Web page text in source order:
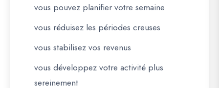
vous pouvez planifier votre semaine
vous réduisez les périodes creuses
vous stabilisez vos revenus
vous développez votre activité plus
sereinement